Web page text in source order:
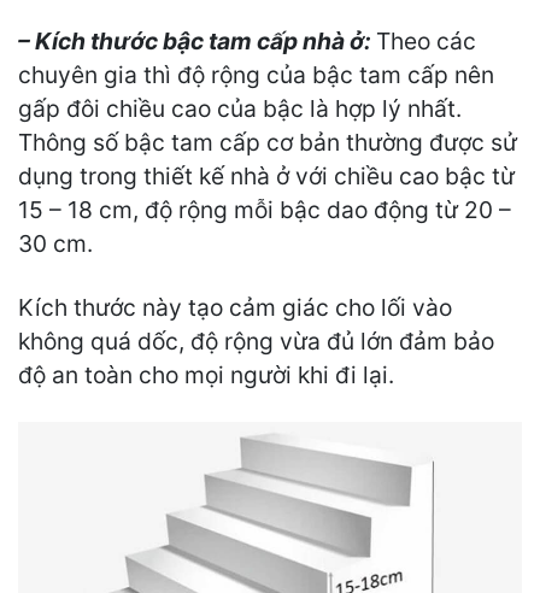
– Kích thước bậc tam cấp nhà ở: Theo các
chuyên gia thì độ rộng của bậc tam cấp nên
gấp đôi chiều cao của bậc là hợp lý nhất.
Thông số bậc tam cấp cơ bản thường được sử
dụng trong thiết kế nhà ở với chiều cao bậc từ
15 – 18 cm, độ rộng mỗi bậc dao động từ 20 –
30 cm.
Kích thước này tạo cảm giác cho lối vào
không quá dốc, độ rộng vừa đủ lớn đảm bảo
độ an toàn cho mọi người khi đi lại.